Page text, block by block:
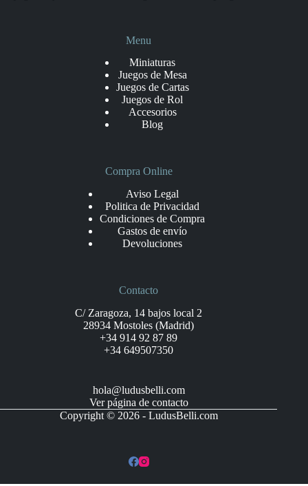
Menu
Miniaturas
Juegos de Mesa
Juegos de Cartas
Juegos de Rol
Accesorios
Blog
Compra Online
Aviso Legal
Politica de Privacidad
Condiciones de Compra
Gastos de envío
Devoluciones
Contacto
C/ Zaragoza, 14 bajos local 2
28934 Mostoles (Madrid)
+34 914 92 87 89
+34 649507350
hola@ludusbelli.com
Ver página de contacto
Copyright © 2026 - LudusBelli.com